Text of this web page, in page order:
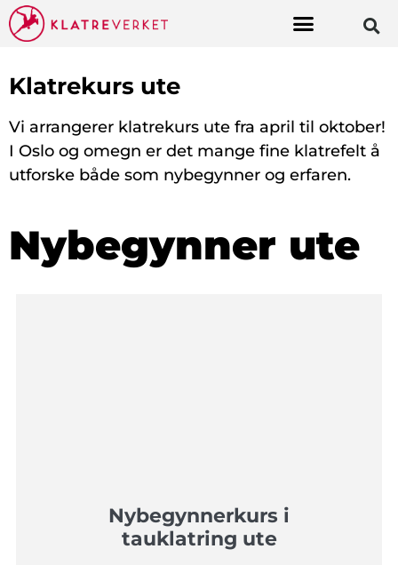
Klatrekurs ute
Vi arrangerer klatrekurs ute fra april til oktober!
I Oslo og omegn er det mange fine klatrefelt å
utforske både som nybegynner og erfaren.
Nybegynner ute
Nybegynnerkurs i
tauklatring ute